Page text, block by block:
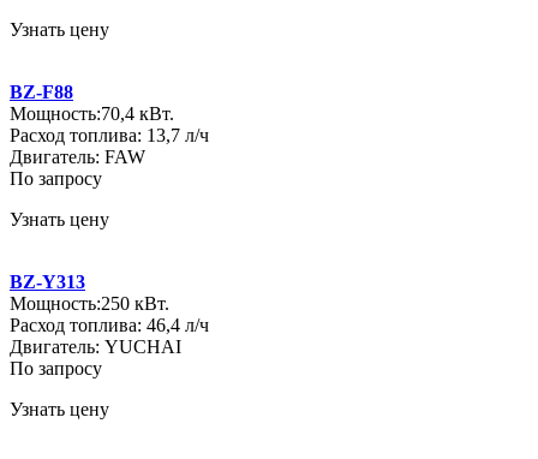
Узнать цену
BZ-F88
Мощность:70,4 кВт.
Расход топлива: 13,7 л/ч
Двигатель: FAW
По запросу
Узнать цену
BZ-Y313
Мощность:250 кВт.
Расход топлива: 46,4 л/ч
Двигатель: YUCHAI
По запросу
Узнать цену